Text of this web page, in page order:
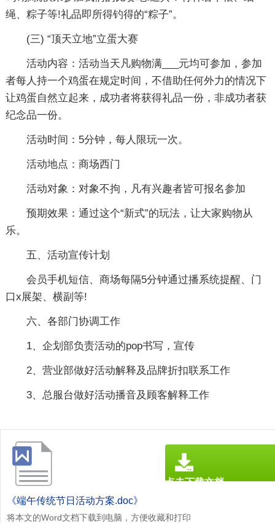
绳、粽子等!礼品即所得钓得的“粽子”。
(三) “顶天立地”立蛋大赛
活动内容：活动当天凡购物满___元均可参加，参加
者每人持一个鸡蛋在规定时间，不借助任何外力的情况下
让鸡蛋自然立起来，成功者将获得礼品一份，非成功者获
纪念品一份。
活动时间：5分钟，每人限玩一次。
活动地点：商场西门
活动对象：对象不拘，凡有兴趣者皆可报名参加
预期效果：通过这个“新式”的玩法，让大家购物从
乐。
五、活动宣传计划
会员手机短信、商场每隔5分钟通过播系统提醒、门
口x展架、横副等!
六、各部门协调工作
1、企划部负责活动的pop书写，宣传
2、营业部做好活动解释及品牌折扣联系工作
3、总服台做好活动播音及顾客解释工作
《端午传统节日活动方案.doc》
将本文的Word文档下载到电脑，方便收藏和打印
点击下载文档